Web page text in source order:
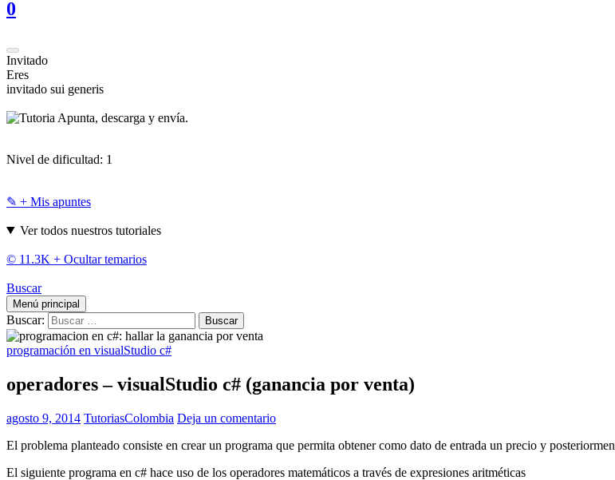
0
Invitado
Eres
invitado sui generis
Apunta, descarga y envía.
Nivel de dificultad: 1
✎ + Mis apuntes
Ver todos nuestros tutoriales
© 11.3K + Ocultar temarios
Buscar
Menú principal
Buscar:
programación en visualStudio c#
operadores – visualStudio c# (ganancia por venta)
agosto 9, 2014 TutoriasColombia Deja un comentario
El problema planteado consiste en crear un programa que permita obtener como dato de entrada un precio y
El siguiente programa en c# hace uso de los operadores matemáticos a través de expresiones aritméticas